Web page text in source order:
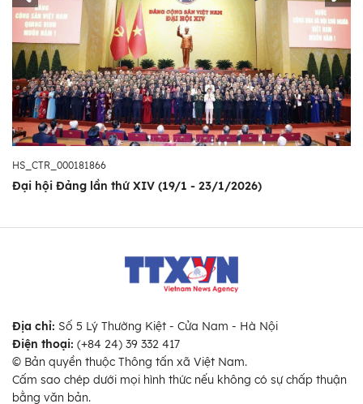
HS_CTR_000181866
Đại hội Đảng lần thứ XIV (19/1 - 23/1/2026)
Địa chỉ: Số 5 Lý Thường Kiệt - Cửa Nam - Hà Nội
Điện thoại: (+84 24) 39 332 417
© Bản quyền thuộc Thông tấn xã Việt Nam.
Cấm sao chép dưới mọi hình thức nếu không có sự chấp thuận
bằng văn bản.